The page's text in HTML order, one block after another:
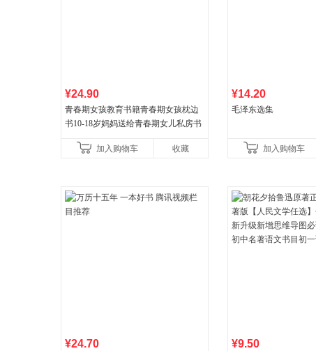
¥24.90
青春期女孩教育书籍青春期女孩枕边
书10-18岁妈妈送给青春期女儿私房书
育女孩发育叛逆期
加入购物车 收藏
¥14.20
毛泽东选集
加入购物车
¥24.70 ¥9.50